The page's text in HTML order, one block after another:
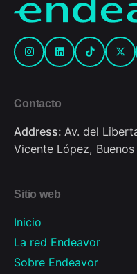
Contacto
Address: Av. del
Vicente López, Buenos
Sitio web
Inicio
La red Endeavor
Sobre Endeavor